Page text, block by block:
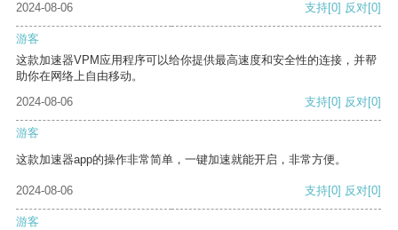
2024-08-06 支持[0] 反对[0]
游客
这款加速器VPM应用程序可以给你提供最高速度和安全性的连接，并帮
助你在网络上自由移动。
2024-08-06
支持[0] 反对[0]
游客
这款加速器app的操作非常简单，一键加速就能开启，非常方便。
2024-08-06 支持[0] 反对[0]
游客